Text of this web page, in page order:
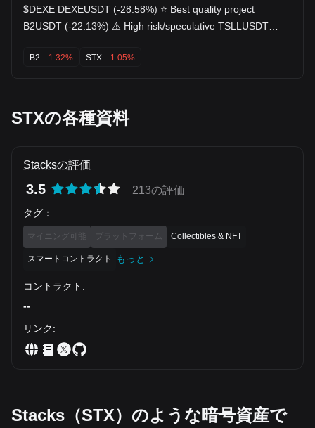
$DEXE DEXEUSDT (-28.58%) ⭐ Best quality project
B2USDT (-22.13%) ⚠️ High risk/speculative TSLLUSDT
crypto token 0USDT (-15.57%) Newer project with higher
ecosystem project with good long-term potential. 🥉 B2 –
Only suitable if you're comfortable with high volatility
B2 -1.32% STX -1.05%
STXの各種資料
Stacksの評価
3.5 213の評価
タグ ：
マイニング可能 プラットフォーム Collectibles & NFT
スマートコントラクト もっと
コントラクト :
--
リンク:
Stacks（STX）のような暗号資産で